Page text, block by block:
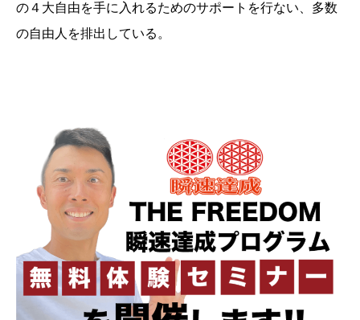
の４大自由を手に入れるためのサポートを行ない、多数
の自由人を排出している。